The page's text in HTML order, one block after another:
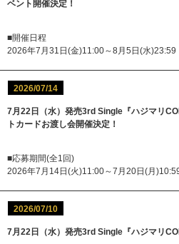
ベント開催決定！
■開催日程
2026年7月31日(金)11:00～8月5日(水)23:59
2026/07/14
7月22日（水）発売3rd Single『ハジマリ
トカードお渡し会開催決定！
■応募期間(全1回)
2026年7月14日(火)11:00～7月20日(月
2026/07/10
7月22日（水）発売3rd Single『ハジマリ